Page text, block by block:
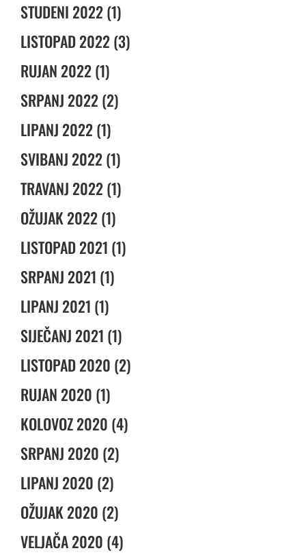
STUDENI 2022 (1)
LISTOPAD 2022 (3)
RUJAN 2022 (1)
SRPANJ 2022 (2)
LIPANJ 2022 (1)
SVIBANJ 2022 (1)
TRAVANJ 2022 (1)
OŽUJAK 2022 (1)
LISTOPAD 2021 (1)
SRPANJ 2021 (1)
LIPANJ 2021 (1)
SIJEČANJ 2021 (1)
LISTOPAD 2020 (2)
RUJAN 2020 (1)
KOLOVOZ 2020 (4)
SRPANJ 2020 (2)
LIPANJ 2020 (2)
OŽUJAK 2020 (2)
VELJAČA 2020 (4)